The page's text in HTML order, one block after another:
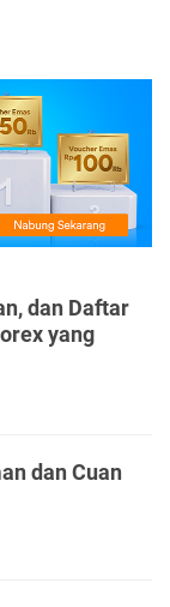
dan Daftar
yang
dan Cuan